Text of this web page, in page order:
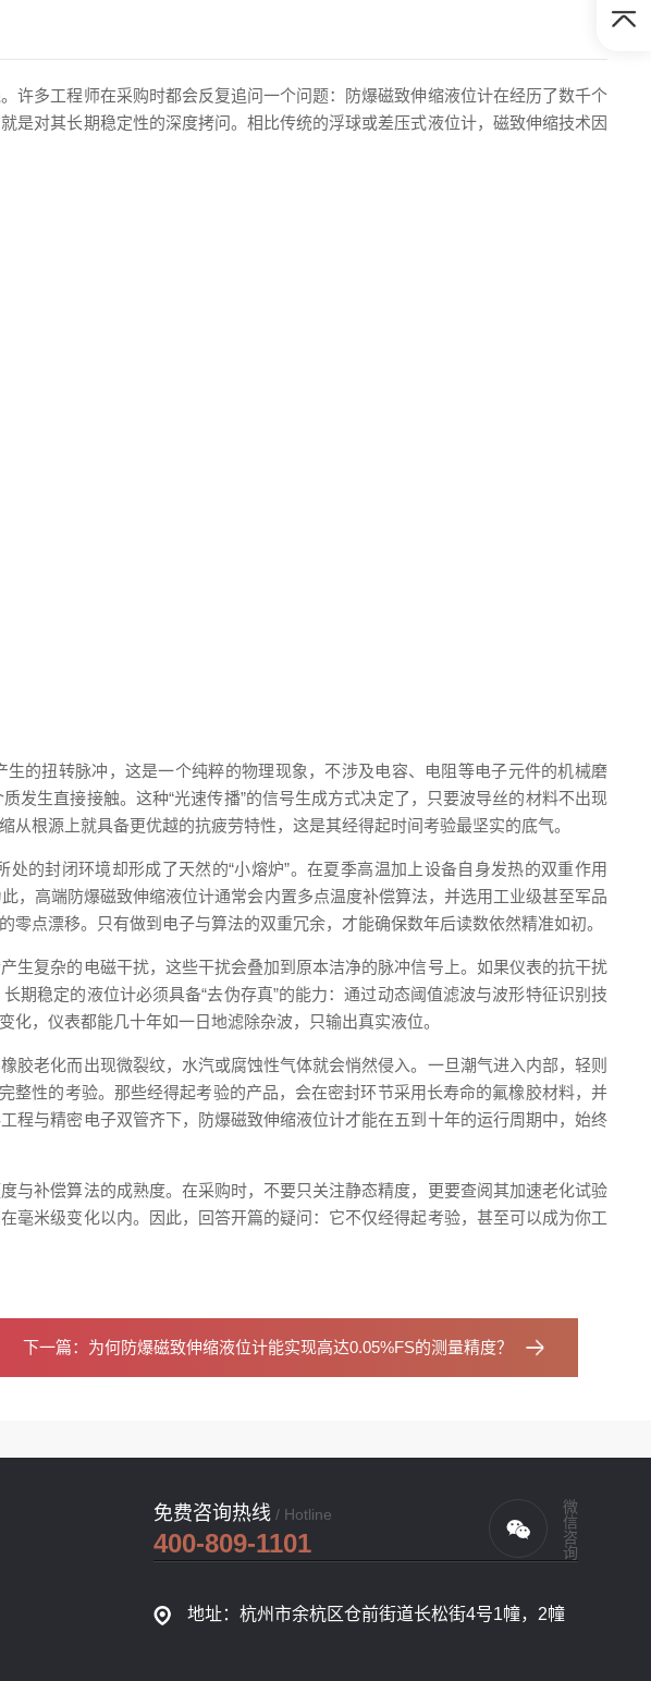
许多工程师在采购时都会反复追问一个问题：防爆磁致伸缩液位计在经历了数千个
对其长期稳定性的深度拷问。相比传统的浮球或差压式液位计，磁致伸缩技术因
的扭转脉冲，这是一个纯粹的物理现象，不涉及电容、电阻等电子元件的机械磨
生直接接触。这种“光速传播”的信号生成方式决定了，只要波导丝的材料不出现
根源上就具备更优越的抗疲劳特性，这是其经得起时间考验最坚实的底气。
的封闭环境却形成了天然的“小熔炉”。在夏季高温加上设备自身发热的双重作用
，高端防爆磁致伸缩液位计通常会内置多点温度补偿算法，并选用工业级甚至军品
点漂移。只有做到电子与算法的双重冗余，才能确保数年后读数依然精准如初。
生复杂的电磁干扰，这些干扰会叠加到原本洁净的脉冲信号上。如果仪表的抗干扰
稳定的液位计必须具备“去伪存真”的能力：通过动态阈值滤波与波形特征识别技
，仪表都能几十年如一日地滤除杂波，只输出真实液位。
老化而出现微裂纹，水汽或腐蚀性气体就会悄然侵入。一旦潮气进入内部，轻则
整性的考验。那些经得起考验的产品，会在密封环节采用长寿命的氟橡胶材料，并
程与精密电子双管齐下，防爆磁致伸缩液位计才能在五到十年的运行周期中，始终
与补偿算法的成熟度。在采购时，不要只关注静态精度，更要查阅其加速老化试验
米级变化以内。因此，回答开篇的疑问：它不仅经得起考验，甚至可以成为你工
下一篇： 为何防爆磁致伸缩液位计能实现高达0.05%FS的测量精度？
免费咨询热线 / Hotline
400-809-1101 微信咨询
地址：杭州市余杭区仓前街道长松街4号1幢，2幢